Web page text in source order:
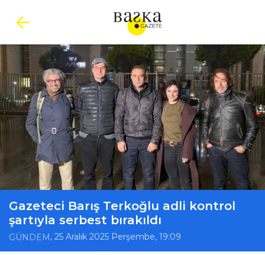
Gazeteci Barış Terkoğlu adli kontrol
şartıyla serbest bırakıldı
GÜNDEM, 25 Aralık 2025 Perşembe, 19:09